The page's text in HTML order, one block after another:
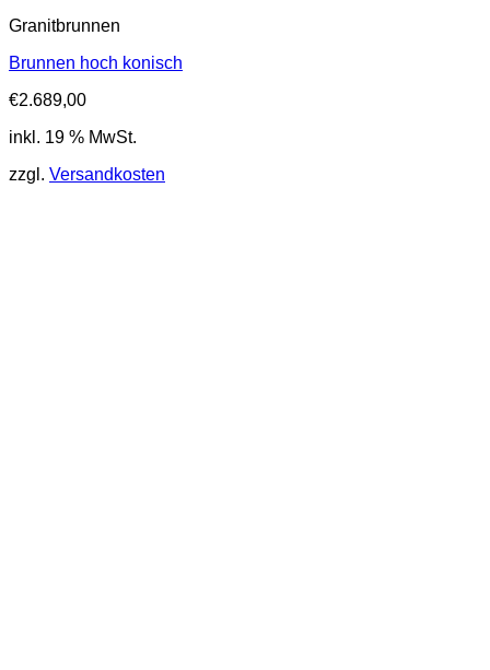
Granitbrunnen
Brunnen hoch konisch
€2.689,00
inkl. 19 % MwSt.
zzgl. Versandkosten